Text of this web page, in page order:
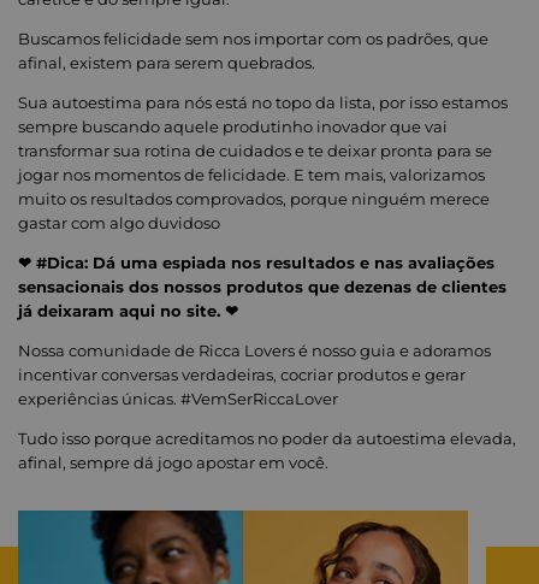
Buscamos felicidade sem nos importar com os padrões, que
afinal, existem para serem quebrados.
Sua autoestima para nós está no topo da lista, por isso estamos
sempre buscando aquele produtinho inovador que vai
transformar sua rotina de cuidados e te deixar pronta para se
jogar nos momentos de felicidade. E tem mais, valorizamos
muito os resultados comprovados, porque ninguém merece
gastar com algo duvidoso
❤ #Dica: Dá uma espiada nos resultados e nas avaliações
sensacionais dos nossos produtos que dezenas de clientes
já deixaram aqui no site. ❤
Nossa comunidade de Ricca Lovers é nosso guia e adoramos
incentivar conversas verdadeiras, cocriar produtos e gerar
experiências únicas. #VemSerRiccaLover
Tudo isso porque acreditamos no poder da autoestima elevada,
afinal, sempre dá jogo apostar em você.